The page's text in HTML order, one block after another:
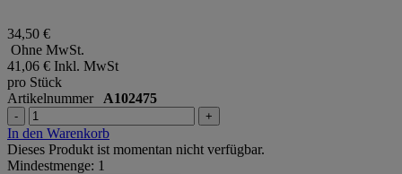
34,50 €
Ohne MwSt.
41,06 € Inkl. MwSt
pro Stück
Artikelnummer A102475
- +
In den Warenkorb
Dieses Produkt ist momentan nicht verfügbar.
Mindestmenge: 1